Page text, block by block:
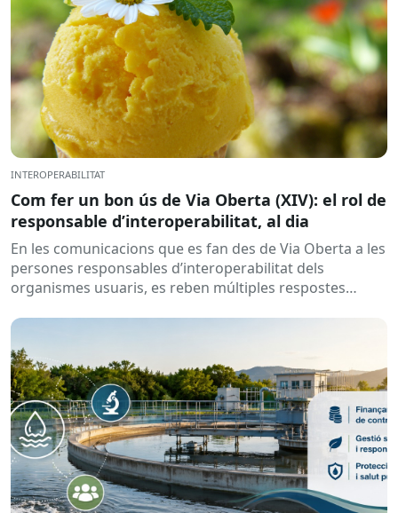
INTEROPERABILITAT
Com fer un bon ús de Via Oberta (XIV): el rol de
responsable d’interoperabilitat, al dia
En les comunicacions que es fan des de Via Oberta a les
persones responsables d’interoperabilitat dels
organismes usuaris, es reben múltiples respostes